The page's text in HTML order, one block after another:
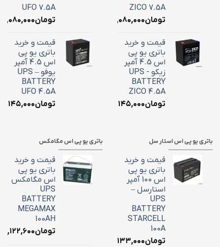
ZICO 7.5A
تومان۳,۰۸۰,۰۰۰
قیمت و خرید
باتری یو پی
اس 4.5 آمپر
زیکو - UPS
BATTERY
ZICO 4.5A
تومان۲,۱۴۵,۰۰۰
UFO 7.5A
تومان۳,۰۸۰,۰۰۰
قیمت و خرید
باتری یو پی
اس 4.5 آمپر
یوفو – UPS
BATTERY
UFO 4.5A
تومان۲,۱۴۵,۰۰۰
باتری یو پی اس استار سل
قیمت و خرید
باتری یو پی
اس 100 آمپر
استارسل –
UPS
BATTERY
STARCELL
100A
تومان۳۴,۱۳۳,۰۰۰
باتری یو پی اس مگامکس
قیمت و خرید
باتری یو پی
اس مگامکس
UPS
BATTERY
MEGAMAX
100AH
تومان